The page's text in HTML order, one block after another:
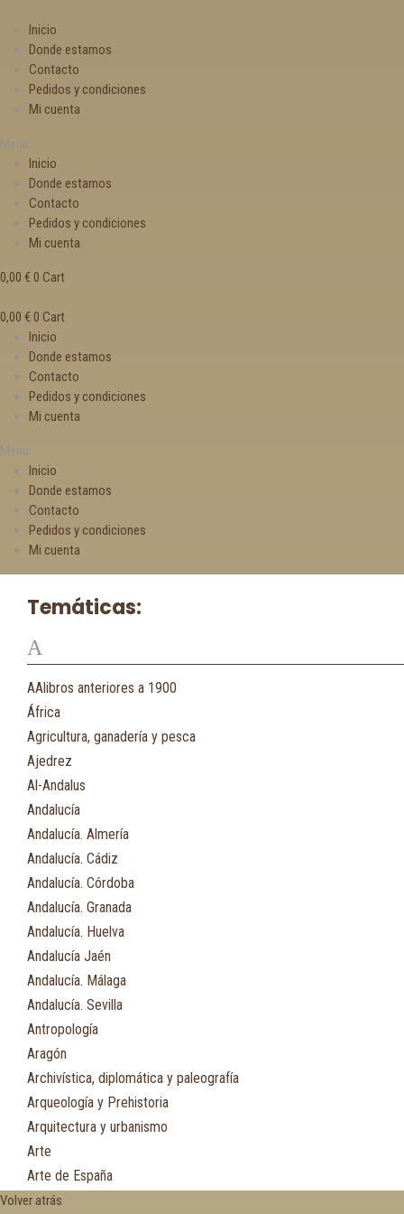
Inicio
Donde estamos
Contacto
Pedidos y condiciones
Mi cuenta
Menu
Inicio
Donde estamos
Contacto
Pedidos y condiciones
Mi cuenta
0,00 € 0 Cart
0,00 € 0 Cart
Inicio
Donde estamos
Contacto
Pedidos y condiciones
Mi cuenta
Menu
Inicio
Donde estamos
Contacto
Pedidos y condiciones
Mi cuenta
Temáticas:
A
AAlibros anteriores a 1900
África
Agricultura, ganadería y pesca
Ajedrez
Al-Andalus
Andalucía
Andalucía. Almería
Andalucía. Cádiz
Andalucía. Córdoba
Andalucía. Granada
Andalucía. Huelva
Andalucía Jaén
Andalucía. Málaga
Andalucía. Sevilla
Antropología
Aragón
Archivística, diplomática y paleografía
Arqueología y Prehistoria
Arquitectura y urbanismo
Arte
Arte de España
Asia
Volver atrás